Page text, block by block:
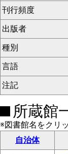
刊行頻度
出版者
種別
言語
注記
所蔵館
※図書館名をクリ
自治体